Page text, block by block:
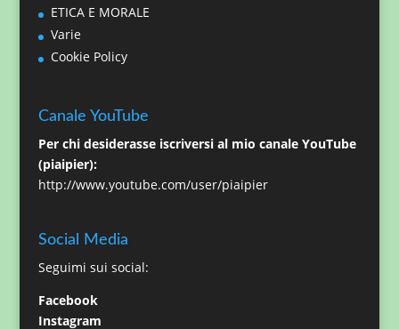
ETICA E MORALE
Varie
Cookie Policy
Canale YouTube
Per chi desiderasse iscriversi al mio canale YouTube
(piaipier):
http://www.youtube.com/user/piaipier
Social Media
Seguimi sui social:
Facebook
Instagram